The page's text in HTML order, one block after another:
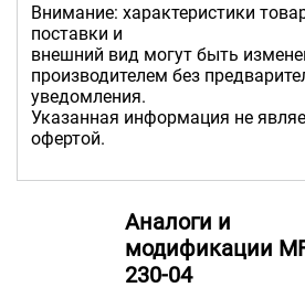
Внимание: характеристики
поставки и
внешний вид могут быть
производителем без
уведомления.
Указанная информация не
офертой.
Аналоги и
модификации
230-04